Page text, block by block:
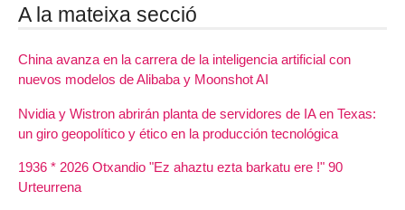
A la mateixa secció
China avanza en la carrera de la inteligencia artificial con
nuevos modelos de Alibaba y Moonshot AI
Nvidia y Wistron abrirán planta de servidores de IA en Texas:
un giro geopolítico y ético en la producción tecnológica
1936 * 2026 Otxandio "Ez ahaztu ezta barkatu ere !" 90
Urteurrena